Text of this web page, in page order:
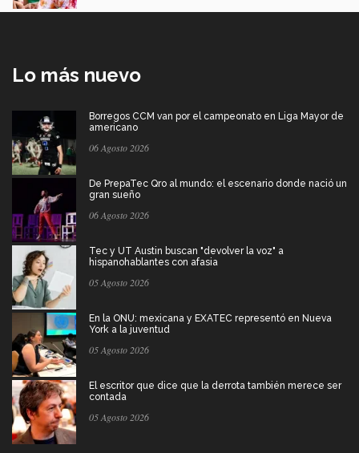
Lo más nuevo
Borregos CCM van por el campeonato en Liga Mayor de
americano
06 Agosto 2026
De PrepaTec Qro al mundo: el escenario donde nació un
gran sueño
06 Agosto 2026
Tec y UT Austin buscan "devolver la voz" a
hispanohablantes con afasia
05 Agosto 2026
En la ONU: mexicana y EXATEC representó en Nueva
York a la juventud
05 Agosto 2026
El escritor que dice que la derrota también merece ser
contada
05 Agosto 2026